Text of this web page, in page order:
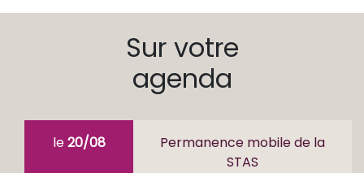
Sur votre
agenda
le20/08
Permanence mobile de la
STAS